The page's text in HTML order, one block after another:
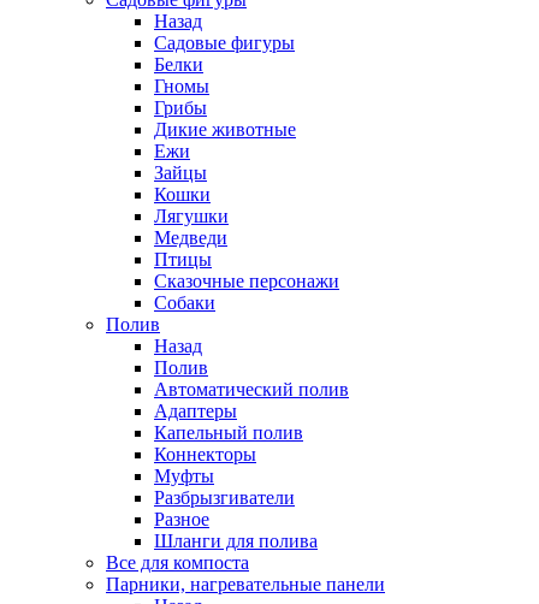
Назад
Садовые фигуры
Белки
Гномы
Грибы
Дикие животные
Ежи
Зайцы
Кошки
Лягушки
Медведи
Птицы
Сказочные персонажи
Собаки
Полив
Назад
Полив
Автоматический полив
Адаптеры
Капельный полив
Коннекторы
Муфты
Разбрызгиватели
Разное
Шланги для полива
Все для компоста
Парники, нагревательные панели